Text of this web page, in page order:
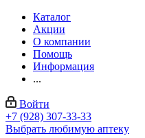
Каталог
Акции
О компании
Помощь
Информация
...
Войти
+7 (928) 307-33-33
Выбрать любимую аптеку